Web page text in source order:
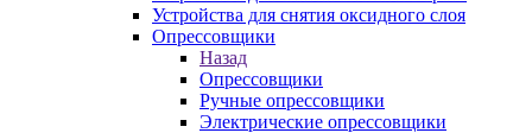
Устройства для снятия оксидного слоя
Опрессовщики
Назад
Опрессовщики
Ручные опрессовщики
Электрические опрессовщики